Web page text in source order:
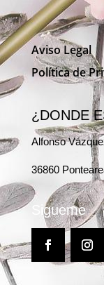
Aviso Legal
Política de
¿DONDE
Alfonso
36860
Sigueme